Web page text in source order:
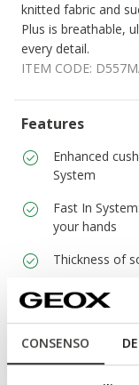
CONSENSO
knitted fabric and
Plus is breathable,
every detail.
ITEM CODE:
Features
Enhanced
System
Fast In
your hands
Thickness of
Lightweight
Elasticated